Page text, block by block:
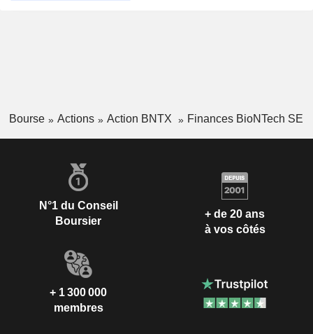
Bourse Actions Action BNTX Finances BioNTech SE
N°1 du Conseil
Boursier
+ de 20 ans
à vos côtés
+ 1 300 000
membres